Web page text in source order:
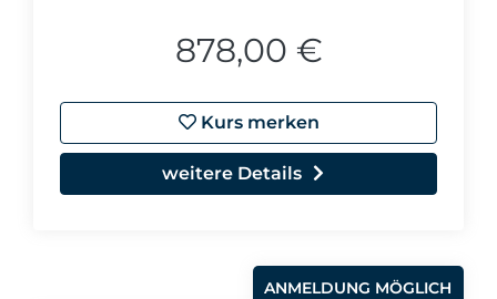
878,00 €
Kurs merken
weitere Details
ANMELDUNG MÖGLICH